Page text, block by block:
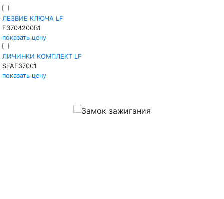
ЛЕЗВИЕ КЛЮЧА LF
F3704200B1
показать цену
ЛИЧИНКИ КОМПЛЕКТ LF
SFAE37001
показать цену